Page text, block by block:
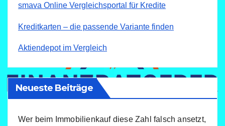
smava Online Vergleichsportal für Kredite
Kreditkarten – die passende Variante finden
Aktiendepot im Vergleich
Neueste Beiträge
Wer beim Immobilienkauf diese Zahl falsch ansetzt,